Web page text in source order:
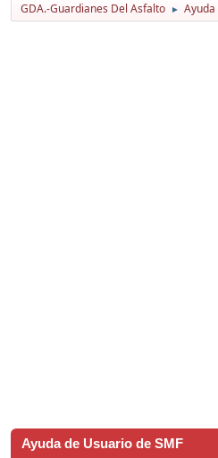
GDA.-Guardianes Del Asfalto ► Ayuda
Ayuda de Usuario de SMF